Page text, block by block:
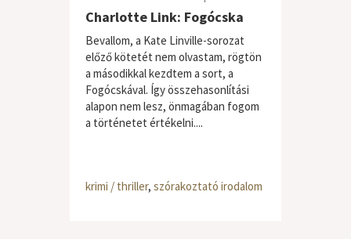
Charlotte Link: Fogócska
Bevallom, a Kate Linville-sorozat
előző kötetét nem olvastam, rögtön
a másodikkal kezdtem a sort, a
Fogócskával. Így összehasonlítási
alapon nem lesz, önmagában fogom
a történetet értékelni....
krimi / thriller, szórakoztató irodalom